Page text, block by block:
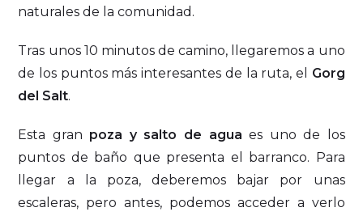
naturales de la comunidad.
Tras unos 10 minutos de camino, llegaremos a uno
de los puntos más interesantes de la ruta, el Gorg
del Salt.
Esta gran poza y salto de agua es uno de los
puntos de baño que presenta el barranco. Para
llegar a la poza, deberemos bajar por unas
escaleras, pero antes, podemos acceder a verlo